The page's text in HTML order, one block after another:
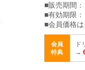
■販売期間
■有効期限
■会員価格
会員
特典
ド
→